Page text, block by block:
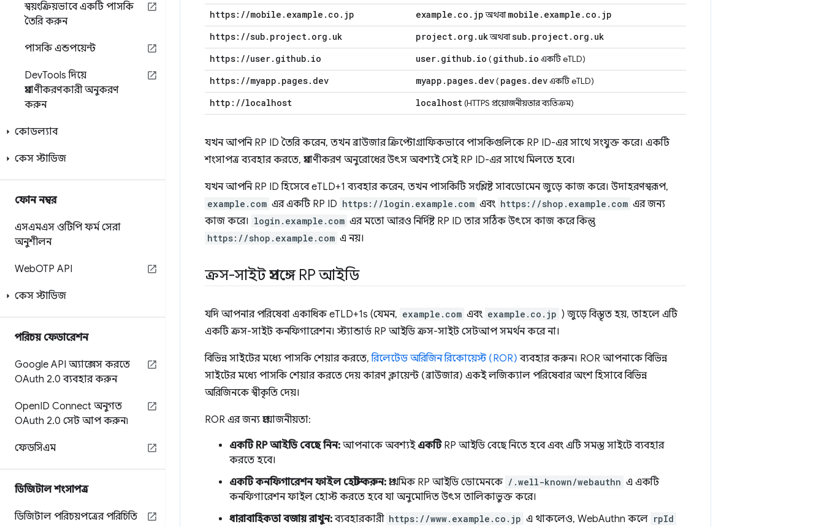
স্বয়ংক্রিয়ভাবে একটি পাসকি
তৈরি করুন
পাসকি এন্ডপয়েন্ট
DevTools দিয়ে
প্রমাণীকরণকারী অনুকরণ
করুন
কোডল্যাব
কেস স্টাডিজ
ফোন নম্বর
এসএমএস ওটিপি ফর্ম সেরা
অনুশীলন
WebOTP API
কেস স্টাডিজ
পরিচয় ফেডারেশন
Google API অ্যাক্সেস করতে
OAuth 2.0 ব্যবহার করুন
OpenID Connect অনুগত
OAuth 2.0 সেট আপ করুন৷
ফেডসিএম
ডিজিটাল শংসাপত্র
ডিজিটাল পরিচয়পত্রের পরিচিতি
https: //mobile . example . co . jp example . co . jpঅথবাmobile . example . co . jp
https: //sub. project. org . uk project. org . ukঅথবাsub. project. org . uk
https: //user. github. io user. github. io ( github. io একটি eTLD)
https: //myapp . pages. dev myapp . pages. dev( pages. devএকটি eTLD)
http: //localhost localhost(HTTPS প্রয়োজনীয়তার ব্যতিক্রম)
যখন আপনি RP ID তৈরি করেন, তখন ব্রাউজার ক্রিপ্টোগ্রাফিকভাবে পাসকিগুলিকে RP ID-এর সাথে সংযুক্ত করে। একটি
শংসাপত্র ব্যবহার করতে, প্রমাণীকরণ অনুরোধের উৎস অবশ্যই সেই RP ID-এর সাথে মিলতে হবে।
যখন আপনি RP ID হিসেবে eTLD+1 ব্যবহার করেন, তখন পাসকিটি সংশ্লিষ্ট সাবডোমেন জুড়ে কাজ করে। উদাহরণস্বরূপ,
example.com এর একটি RP ID https://login.example.com এবং https://shop.example.com এর জন্য
কাজ করে। login.example.com এর মতো আরও নির্দিষ্ট RP ID তার সঠিক উৎসে কাজ করে কিন্তু
https://shop.example.com এ নয়।
ক্রস-সাইট প্রসঙ্গে RP আইডি
যদি আপনার পরিষেবা একাধিক eTLD+1s (যেমন, example.com এবং example.co.jp ) জুড়ে বিস্তৃত হয়, তাহলে এটি
একটি ক্রস-সাইট কনফিগারেশন। স্ট্যান্ডার্ড RP আইডি ক্রস-সাইট সেটআপ সমর্থন করে না।
বিভিন্ন সাইটের মধ্যে পাসকি শেয়ার করতে,রিলেটেড অরিজিন রিকোয়েস্ট (ROR) ব্যবহার করুন। ROR আপনাকে বিভিন্ন
সাইটের মধ্যে পাসকি শেয়ার করতে দেয় কারণ ক্লায়েন্ট (ব্রাউজার) একই লজিক্যাল পরিষেবার অংশ হিসাবে বিভিন্ন
অরিজিনকে স্বীকৃতি দেয়।
ROR এর জন্য প্রয়োজনীয়তা:
একটি RP আইডি বেছে নিন: আপনাকে অবশ্যই একটিRP আইডি বেছে নিতে হবে এবং এটি সমস্ত সাইটে ব্যবহার
করতে হবে।
একটি কনফিগারেশন ফাইল হোস্ট করুন: প্রাথমিক RP আইডি ডোমেনকে /.well-known/webauthn এ একটি
কনফিগারেশন ফাইল হোস্ট করতে হবে যা অনুমোদিত উৎস তালিকাভুক্ত করে।
ধারাবাহিকতা বজায় রাখুন:ব্যবহারকারী https://www.example.co.jp এ থাকলেও, WebAuthn কলে rpId